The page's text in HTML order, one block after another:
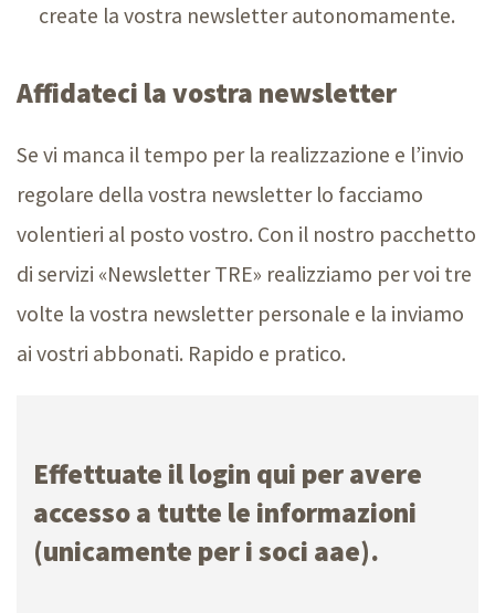
create la vostra newsletter autonomamente.
Affidateci la vostra newsletter
Se vi manca il tempo per la realizzazione e l’invio
regolare della vostra newsletter lo facciamo
volentieri al posto vostro. Con il nostro pacchetto
di servizi «Newsletter TRE» realizziamo per voi tre
volte la vostra newsletter personale e la inviamo
ai vostri abbonati. Rapido e pratico.
Effettuate il login qui per avere
accesso a tutte le informazioni
(unicamente per i soci aae).